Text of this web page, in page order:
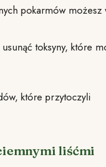
pokarmów
toksyny, które
które przytoczyli
liśćmi